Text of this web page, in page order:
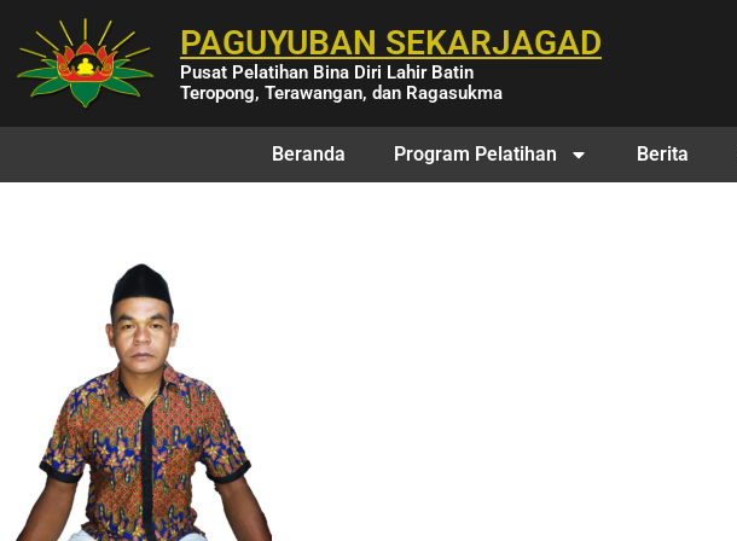
PAGUYUBAN SEKARJAGAD
Pusat Pelatihan Bina Diri Lahir Batin
Teropong, Terawangan, dan Ragasukma
Beranda Program Pelatihan Berita